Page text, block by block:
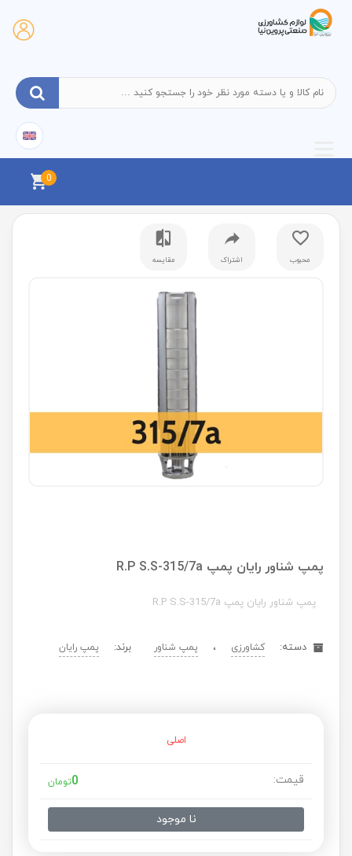
0
محبوب اشتراک مقایسه
پمپ شناور رایان پمپ R.P S.S-315/7a
پمپ شناور رایان پمپ R.P S.S-315/7a
دسته: کشاورزی ، پمپ شناور برند: پمپ رایان
اصلی
قیمت: 0تومان
نا موجود